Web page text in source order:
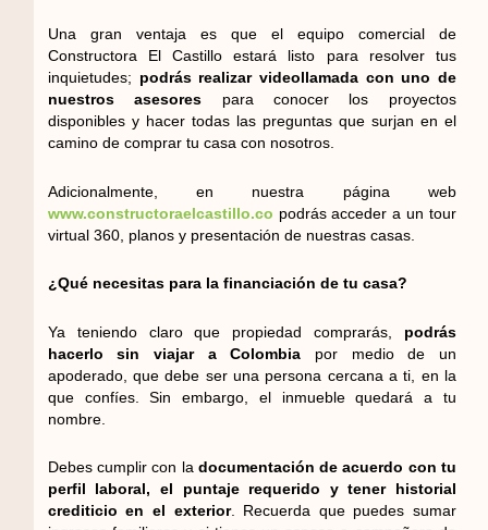
Una gran ventaja es que el equipo comercial de
Constructora El Castillo estará listo para resolver tus
inquietudes; podrás realizar videollamada con uno de
nuestros asesores para conocer los proyectos
disponibles y hacer todas las preguntas que surjan en el
camino de comprar tu casa con nosotros.
Adicionalmente, en nuestra página web
www.constructoraelcastillo.co podrás acceder a un tour
virtual 360, planos y presentación de nuestras casas.
¿Qué necesitas para la financiación de tu casa?
Ya teniendo claro que propiedad comprarás, podrás
hacerlo sin viajar a Colombia por medio de un
apoderado, que debe ser una persona cercana a ti, en la
que confíes. Sin embargo, el inmueble quedará a tu
nombre.
Debes cumplir con la documentación de acuerdo con tu
perfil laboral, el puntaje requerido y tener historial
crediticio en el exterior. Recuerda que puedes sumar